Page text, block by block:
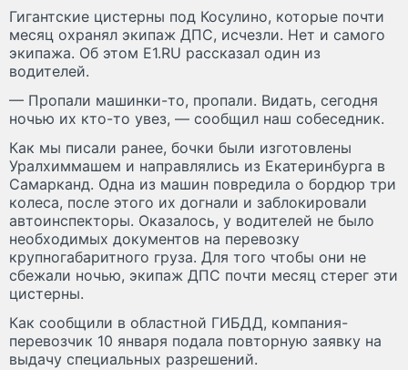
Гигантские цистерны под Косулино, которые почти
месяц охранял экипаж ДПС, исчезли. Нет и самого
экипажа. Об этом E1.RU рассказал один из
водителей.
— Пропали машинки-то, пропали. Видать, сегодня
ночью их кто-то увез, — сообщил наш собеседник.
Как мы писали ранее, бочки были изготовлены
Уралхиммашем и направлялись из Екатеринбурга в
Самарканд. Одна из машин повредила о бордюр три
колеса, после этого их догнали и заблокировали
автоинспекторы. Оказалось, у водителей не было
необходимых документов на перевозку
крупногабаритного груза. Для того чтобы они не
сбежали ночью, экипаж ДПС почти месяц стерег эти
цистерны.
Как сообщили в областной ГИБДД, компания-
перевозчик 10 января подала повторную заявку на
выдачу специальных разрешений.